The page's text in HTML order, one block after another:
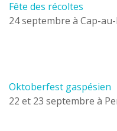
Fête des récoltes
24 septembre à Cap-
Oktoberfest gaspésien
22 et 23 septembre à